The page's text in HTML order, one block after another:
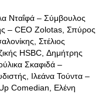
Νταΐφά – Σύμβουλος
– CEO Zolotas, Σπύρος
Στέλιος
HSBC, Δημήτρης
Σκαφιδά –
Ιλεάνα Τούντα –
Comedian, Ελένη